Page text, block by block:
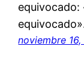
equivocado:
noviembre